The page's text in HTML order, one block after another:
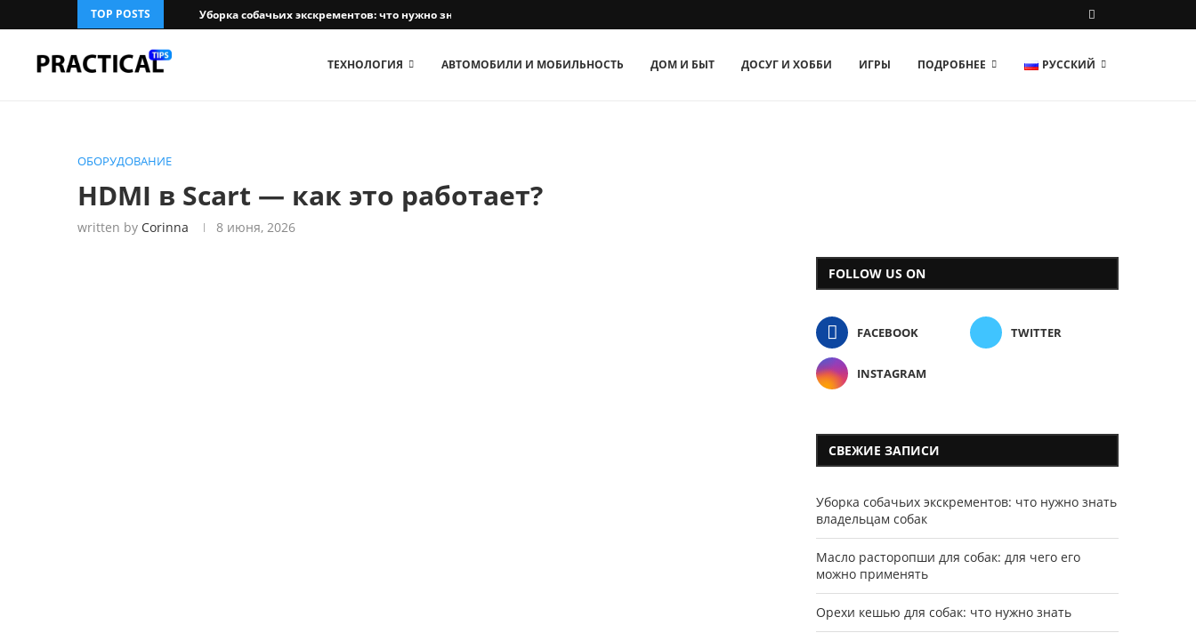
TOP POSTS Уборка собачьих экскрементов: что нужно знать владельцам собак
ТЕХНОЛОГИЯ АВТОМОБИЛИ И МОБИЛЬНОСТЬ ДОМ И БЫТ ДОСУГ И ХОББИ ИГРЫ ПОДРОБНЕЕ РУССКИЙ
ОБОРУДОВАНИЕ
HDMI в Scart — как это работает?
written by Corinna 8 июня, 2026
FOLLOW US ON
FACEBOOK TWITTER
INSTAGRAM
СВЕЖИЕ ЗАПИСИ
Уборка собачьих экскрементов: что нужно знать
владельцам собак
Масло расторопши для собак: для чего его
можно применять
Орехи кешью для собак: что нужно знать